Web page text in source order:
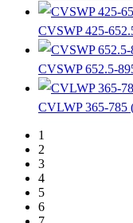
CVSWP 425-
CVSWP 652.5-
CVLWP 365-785
1
2
3
4
5
6